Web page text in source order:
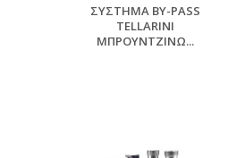
ΣΥΣΤΗΜΑ BY-PASS
TELLARINI
ΜΠΡΟΥΝΤΖΙΝΩ...